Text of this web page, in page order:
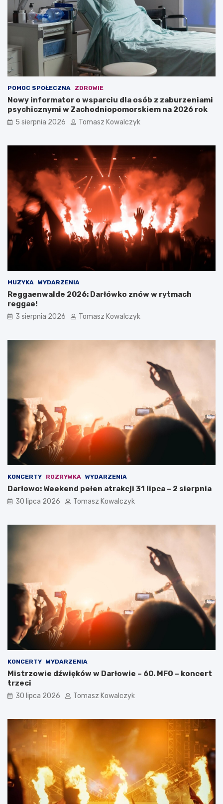
POMOC SPOŁECZNA ZDROWIE
Nowy informator o wsparciu dla osób z zaburzeniami
psychicznymi w Zachodniopomorskiem na 2026 rok
5 sierpnia 2026 Tomasz Kowalczyk
MUZYKA WYDARZENIA
Reggaenwalde 2026: Darłówko znów w rytmach
reggae!
3 sierpnia 2026 Tomasz Kowalczyk
KONCERTY ROZRYWKA WYDARZENIA
Darłowo: Weekend pełen atrakcji 31 lipca – 2 sierpnia
30 lipca 2026 Tomasz Kowalczyk
KONCERTY WYDARZENIA
Mistrzowie dźwięków w Darłowie – 60. MFO – koncert
trzeci
30 lipca 2026 Tomasz Kowalczyk